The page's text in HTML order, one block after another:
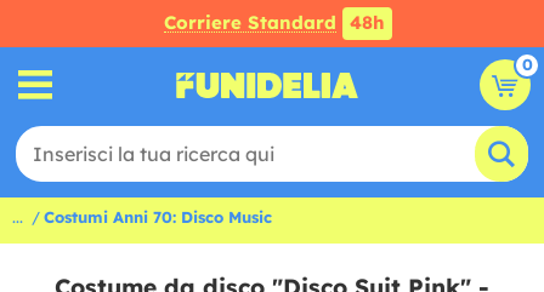
Corriere Standard 48h
0
... Costumi Anni 70: Disco Music